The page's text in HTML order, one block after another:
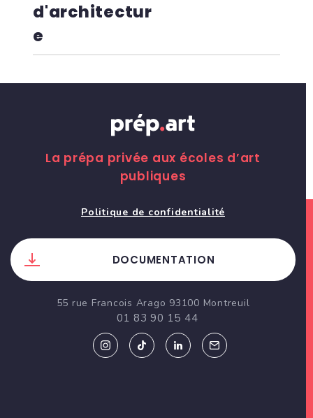
d'architectur
e
La prépa privée aux écoles d’art
publiques
Politique de confidentialité
DOCUMENTATION
55 rue Francois Arago 93100 Montreuil
01 83 90 15 44